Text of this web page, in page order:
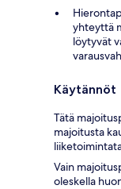
yhteyttä
löytyvät
Käytännöt
Tätä
majoitusta
Vain
oleskella